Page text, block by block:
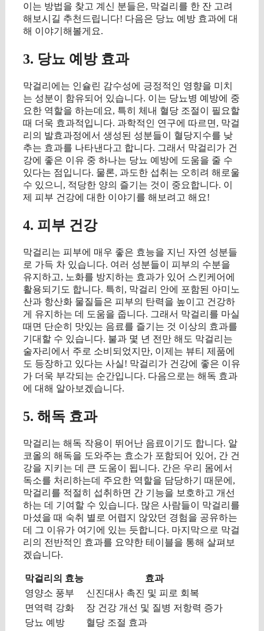
이는 방법을 찾고 계신 분들은, 막걸리를 한 잔 고려
해보시길 추천드립니다! 다음은 당뇨 예방 효과에 대
해 이야기해볼게요.
3. 당뇨 예방 효과
막걸리에는 인슐린 감수성에 긍정적인 영향을 미치
는 성분이 함유되어 있습니다. 이는 당뇨병 예방에 중
요한 역할을 하는데요, 특히 체내 혈당 조절이 필요할
때 더욱 효과적입니다. 과학적인 연구에 따르면, 막걸
리의 발효과정에서 생성된 성분들이 혈당지수를 낮
추는 효과를 나타낸다고 합니다. 그래서 막걸리가 건
강에 좋은 이유 중 하나는 당뇨 예방에 도움을 줄 수
있다는 점입니다. 물론, 과도한 섭취는 오히려 해로울
수 있으니, 적당한 양의 즐기는 것이 중요합니다. 이
제 피부 건강에 대한 이야기를 해보려고 해요!
4. 피부 건강
막걸리는 피부에 매우 좋은 효능을 지닌 자연 성분들
로 가득 차 있습니다. 여러 성분들이 피부의 수분을
유지하고, 노화를 방지하는 효과가 있어 스킨케어에
활용되기도 합니다. 특히, 막걸리 안에 포함된 아미노
산과 항산화 물질들은 피부의 탄력을 높이고 건강하
게 유지하는 데 도움을 줍니다. 그래서 막걸리를 마실
때면 단순히 맛있는 음료를 즐기는 것 이상의 효과를
기대할 수 있습니다. 불과 몇 년 전만 해도 막걸리는
술자리에서 주로 소비되었지만, 이제는 뷰티 제품에
도 등장하고 있다는 사실! 막걸리가 건강에 좋은 이유
가 더욱 부각되는 순간입니다. 다음으로는 해독 효과
에 대해 알아보겠습니다.
5. 해독 효과
막걸리는 해독 작용이 뛰어난 음료이기도 합니다. 알
코올의 해독을 도와주는 효소가 포함되어 있어, 간 건
강을 지키는 데 큰 도움이 됩니다. 간은 우리 몸에서
독소를 처리하는데 주요한 역할을 담당하기 때문에,
막걸리를 적절히 섭취하면 간 기능을 보호하고 개선
하는 데 기여할 수 있습니다. 많은 사람들이 막걸리를
마셨을 때 숙취 별로 어렵지 않았던 경험을 공유하는
데 그 이유가 여기에 있는 듯합니다. 마지막으로 막걸
리의 전반적인 효과를 요약한 테이블을 통해 살펴보
겠습니다.
막걸리의 효능
효과
영양소 풍부
신진대사 촉진 및 피로 회복
면역력 강화
장 건강 개선 및 질병 저항력 증가
당뇨 예방
혈당 조절 효과